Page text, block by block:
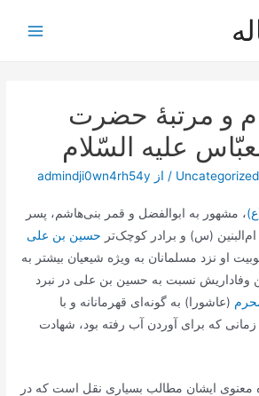
و مرتبۀ حضرت
علیه السّلام
Uncategorized / از admindji0wn4rh54y
، مشهور به ابوالفضل و قمر بنی‌هاشم، پسر
ام‌البنین (س) و برادر کوچک‌تر حسین بن علی
او نزد مسلمانان به ویژه شیعیان بیشتر به
نسبت به حسین بن علی در نبرد
(عاشورا) به گونه‌ای قهرمانانه و با
که برای آوردن آب رفته بود، شهادت
معنوی ایشان مطالب بسیاری نقل است که در